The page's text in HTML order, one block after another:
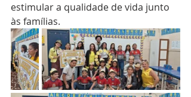
estimular a qualidade de vida junto
às famílias.